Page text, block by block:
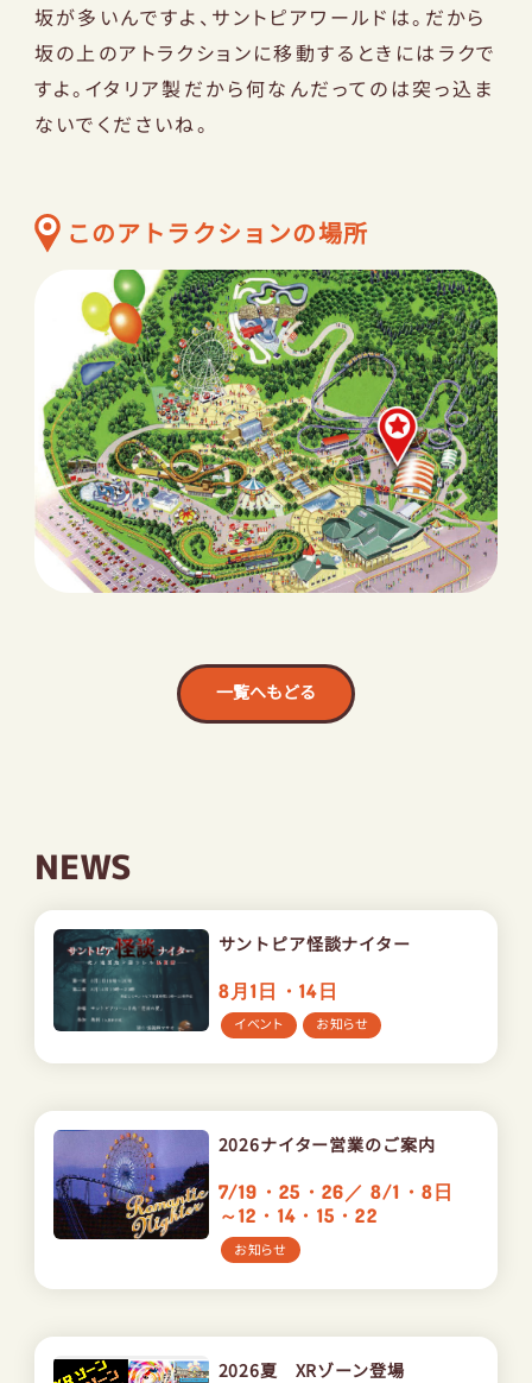
お問い合わせ
坂が多いんですよ、サントピアワールドは。だから
坂の上のアトラクションに移動するときにはラクで
すよ。イタリア製だから何なんだってのは突っ込ま
ないでくださいね。
このアトラクションの場所
一覧へもどる
NEWS
サントピア怪談ナイター
8月1日・14日
イベント お知らせ
2026ナイター営業のご案内
7/19・25・26／ 8/1・8日
～12・14・15・22
お知らせ
2026夏 XRゾーン登場